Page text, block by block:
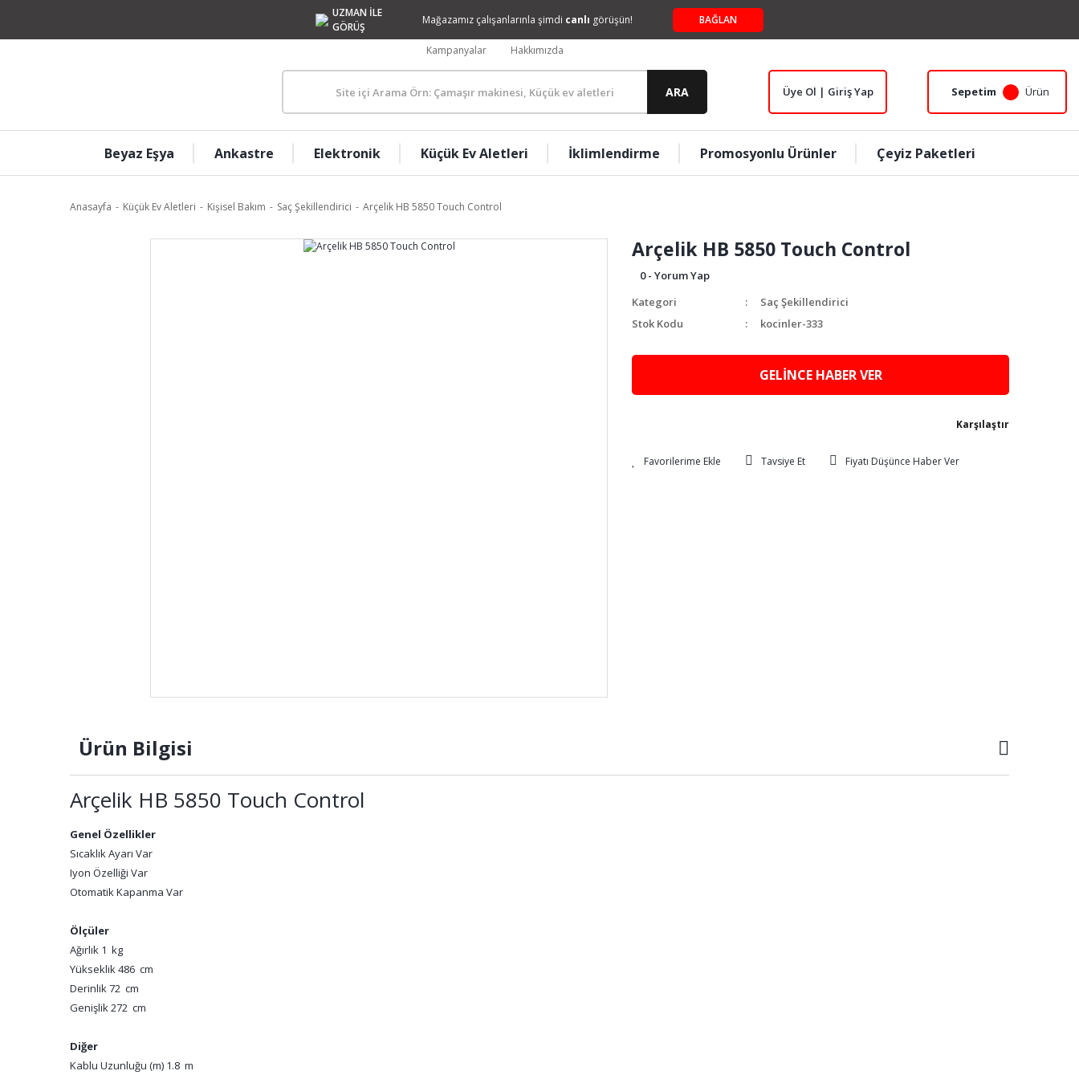
UZMAN İLE
GÖRÜŞ
Mağazamız çalışanlarınla şimdi canlı görüşün! BAĞLAN
Kampanyalar Hakkımızda
ARA Üye Ol | Giriş Yap Sepetim Ürün
Beyaz Eşya Ankastre Elektronik Küçük Ev Aletleri İklimlendirme Promosyonlu Ürünler Çeyiz Paketleri
Anasayfa Küçük Ev Aletleri Kişisel Bakım Saç Şekillendirici Arçelik HB 5850 Touch Control
Arçelik HB 5850 Touch Control
0 - Yorum Yap
Kategori
Saç Şekillendirici
Stok Kodu
kocinler-333
GELİNCE HABER VER
Karşılaştır
Tavsiye Et Fiyatı Düşünce Haber Ver
Ürün Bilgisi
Arçelik HB 5850 Touch Control
Genel Özellikler
Sıcaklık Ayarı Var
Iyon Özelliği Var
Otomatik Kapanma Var
Ölçüler
Ağırlık 1 kg
Yükseklik 486 cm
Derinlik 72 cm
Genişlik 272 cm
Diğer
Kablu Uzunluğu (m) 1.8 m